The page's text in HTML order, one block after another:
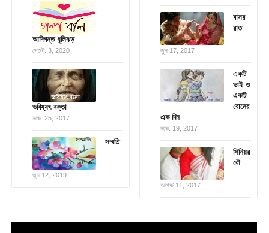
আদিগন্ত ধূলিঝড়
সেপ্টে. 3, 2020
ভবিষ্যৎ বক্তা
নভে. 25, 2017
সম্মতি
জুন 12, 2019
বাসর
রাত
জুন 17, 2017
একটি
ভাই ও
একটি
বোনের
এক দিন
নভে. 19, 2017
সিনিয়র
বৌ
আগস্ট 11, 2017